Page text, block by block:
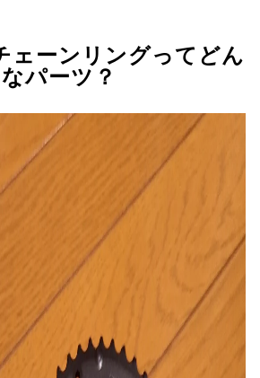
ェーンリングってどん
なパーツ？